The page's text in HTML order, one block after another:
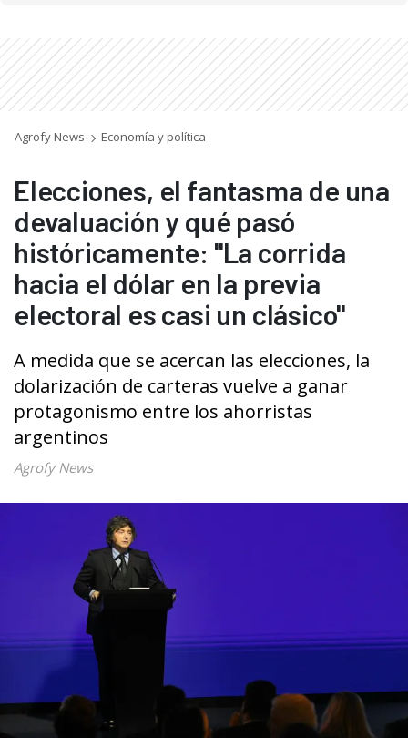
Agrofy News Economía y política
Elecciones, el fantasma de una
devaluación y qué pasó
históricamente: "La corrida
hacia el dólar en la previa
electoral es casi un clásico"
A medida que se acercan las elecciones, la
dolarización de carteras vuelve a ganar
protagonismo entre los ahorristas
argentinos
Agrofy News